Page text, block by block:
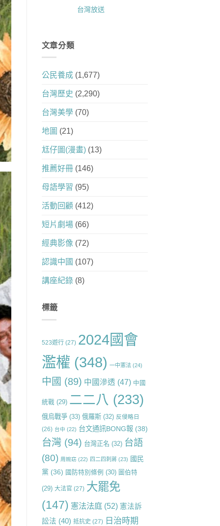
台灣放送
文章分類
公民養成(1,677)
台灣歷史 (2,290)
台灣美學(70)
地圖 (21)
尪仔圖(漫畫)(13)
推薦好冊(146)
母語學習 (95)
活動回顧 (412)
短片劇場(66)
經典影像 (72)
認識中國 (107)
講座紀錄(8)
標籤
523遊行(27) 2024國會
濫權 (348) 一中憲法(24)
中國 (89) 中國滲透 (47) 中國
統戰 (29) 二二八 (233)
俄烏戰爭(33) 俄羅斯(32) 反侵略日
(26) 台中 (22) 台文通訊BONG報(38)
台灣(94) 台灣正名 (32) 台語
(80) 周婉窈 (22) 四二四刺蔣(23) 國民
黨 (36) 國防特別條例 (30) 圖伯特
(29) 大法官(27) 大罷免
(147) 憲法法庭(52) 憲法訴
訟法 (40) 抵抗史 (27) 日治時期